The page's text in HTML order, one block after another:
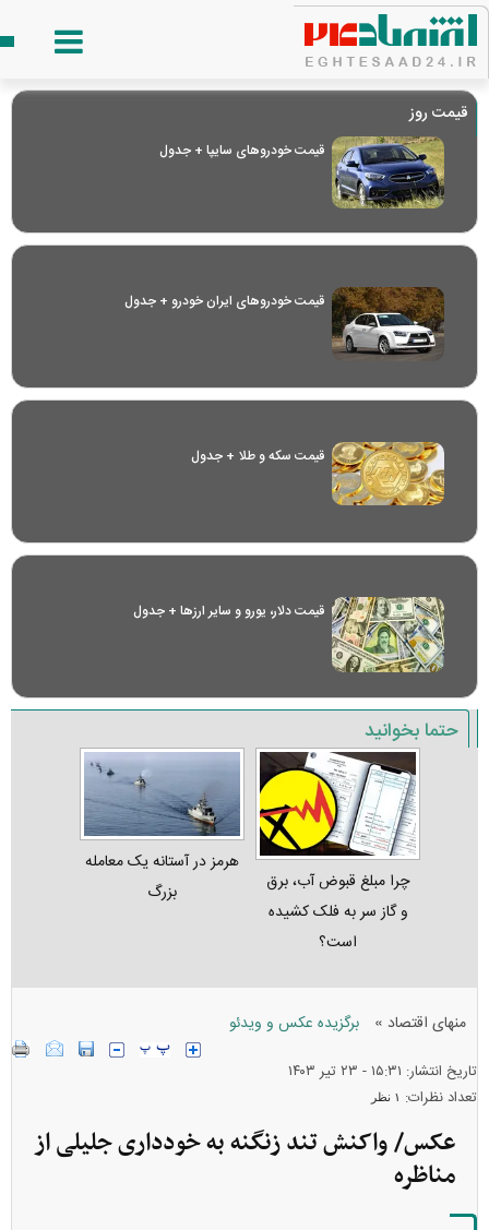
قیمت روز
قیمت خودرو‌های سایپا + جدول
قیمت خودرو‌های ایران خودرو + جدول
قیمت سکه و طلا + جدول
قیمت دلار، یورو و سایر ارز‌ها + جدول
حتما بخوانید
چرا مبلغ قبوض آب، برق
و گاز سر به فلک کشیده
است؟
هرمز در آستانه یک معامله
بزرگ
منهای اقتصاد » برگزیده عکس و ویدئو
تاریخ انتشار: ۱۵:۳۱ - ۲۳ تير ۱۴۰۳
تعداد نظرات: ۱ نظر
عکس/ واکنش تند زنگنه به خودداری جلیلی از
مناظره